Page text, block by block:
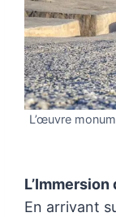
L’œuvre
En arrivant